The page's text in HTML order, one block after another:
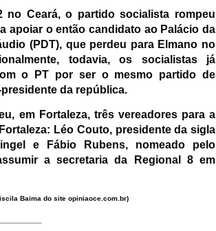
no Ceará, o partido socialista rompeu
apoiar o então candidato ao Palácio da
(PDT), que perdeu para Elmano no
todavia, os socialistas já
o PT por ser o mesmo partido de
da república.
em Fortaleza, três vereadores para a
Léo Couto, presidente da sigla
e Fábio Rubens, nomeado pelo
a secretaria da Regional 8 em
Baima do site opiniaoce.com.br)